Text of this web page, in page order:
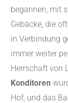
begannen, mit
Gebäcke, die
in Verbindung
immer weiter
Herrschaft von
Konditoren
Hof, und das